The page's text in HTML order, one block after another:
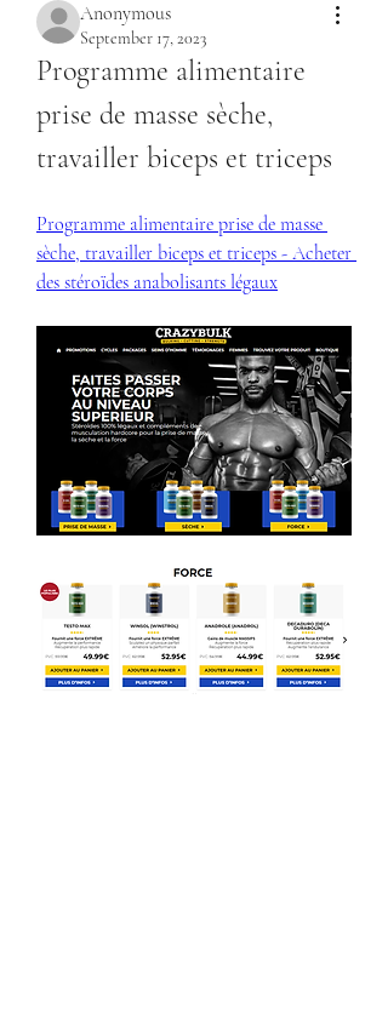
Anonymous
September 17, 2023
Programme alimentaire
prise de masse sèche,
travailler biceps et triceps
Programme alimentaire prise de masse
sèche, travailler biceps et triceps - Acheter
des stéroïdes anabolisants légaux